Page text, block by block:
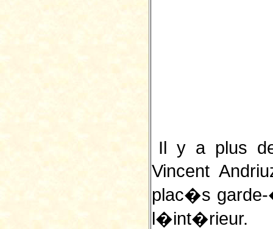
Il y a plus
Vincent
plac�s
l�int�rieur.